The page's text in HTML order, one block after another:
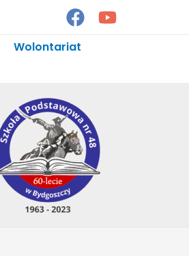
Wolontariat